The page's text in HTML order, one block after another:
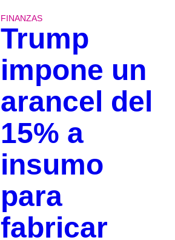
FINANZAS
Trump
impone un
arancel del
15% a
insumo
para
fabricar